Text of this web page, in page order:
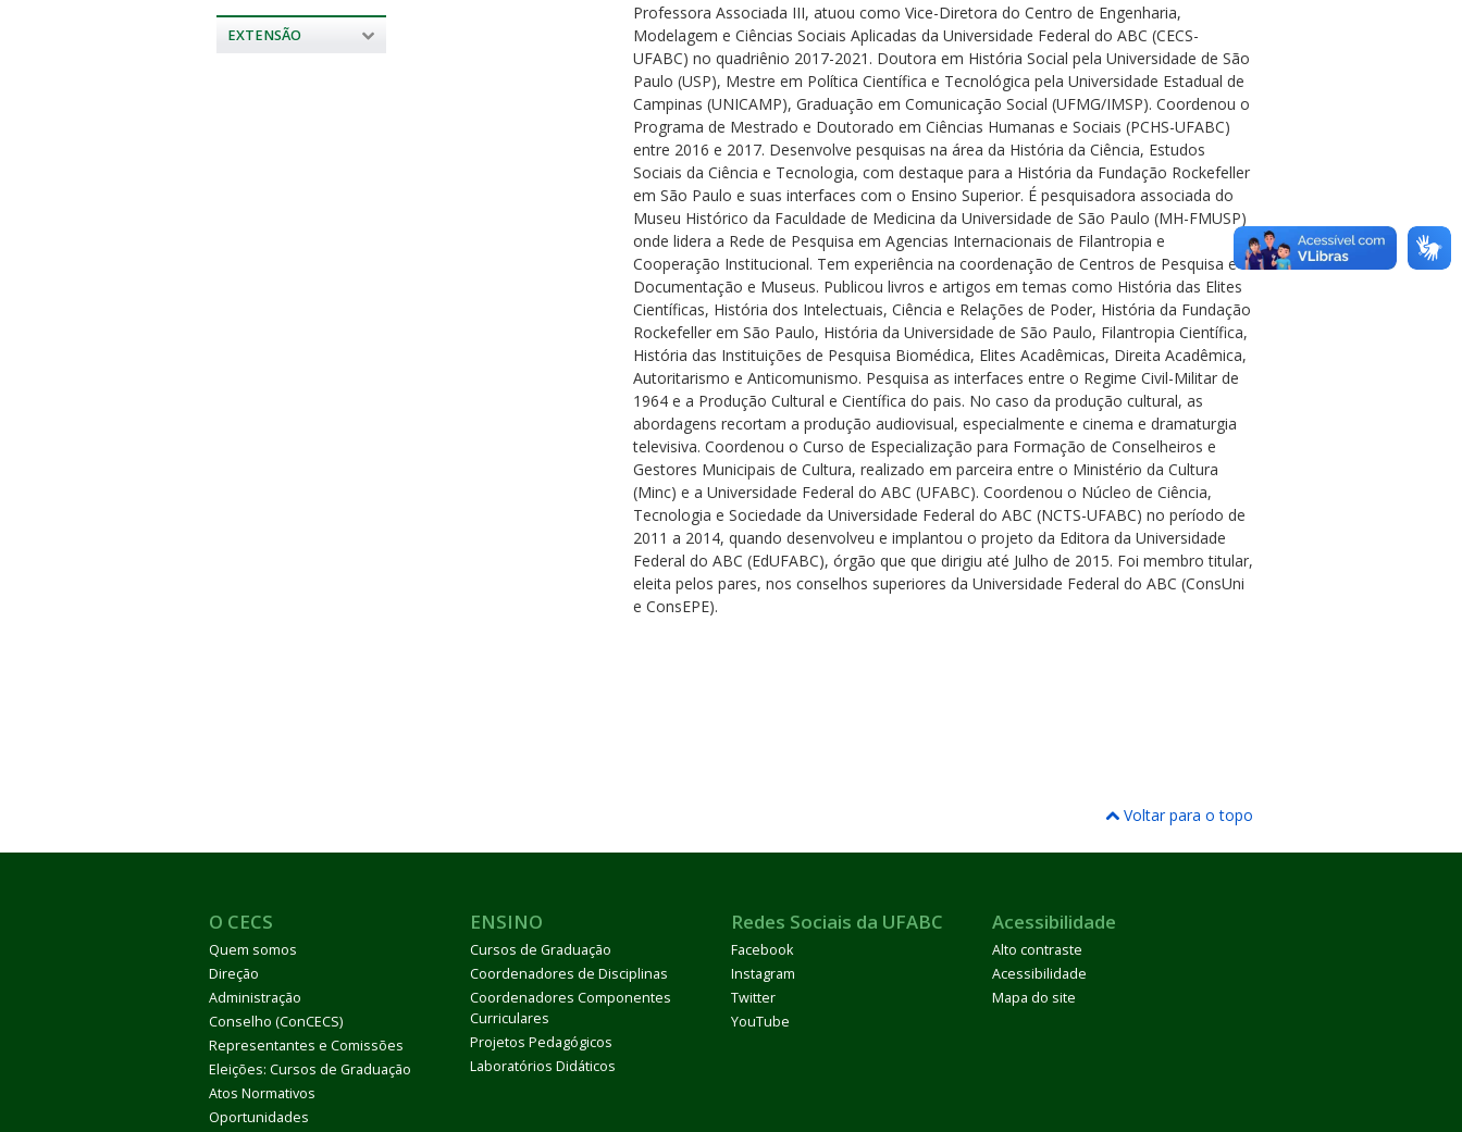
EXTENSÃO
Professora Associada III, atuou como Vice-Diretora do Centro de Engenharia,
Modelagem e Ciências Sociais Aplicadas da Universidade Federal do ABC (CECS-
UFABC) no quadriênio 2017-2021. Doutora em História Social pela Universidade de São
Paulo (USP), Mestre em Política Científica e Tecnológica pela Universidade Estadual de
Campinas (UNICAMP), Graduação em Comunicação Social (UFMG/IMSP). Coordenou o
Programa de Mestrado e Doutorado em Ciências Humanas e Sociais (PCHS-UFABC)
entre 2016 e 2017. Desenvolve pesquisas na área da História da Ciência, Estudos
Sociais da Ciência e Tecnologia, com destaque para a História da Fundação Rockefeller
em São Paulo e suas interfaces com o Ensino Superior. É pesquisadora associada do
Museu Histórico da Faculdade de Medicina da Universidade de São Paulo (MH-FMUSP)
onde lidera a Rede de Pesquisa em Agencias Internacionais de Filantropia e
Cooperação Institucional. Tem experiência na coordenação de Centros de Pesquisa e
Documentação e Museus. Publicou livros e artigos em temas como História das Elites
Científicas, História dos Intelectuais, Ciência e Relações de Poder, História da Fundação
Rockefeller em São Paulo, História da Universidade de São Paulo, Filantropia Científica,
História das Instituições de Pesquisa Biomédica, Elites Acadêmicas, Direita Acadêmica,
Autoritarismo e Anticomunismo. Pesquisa as interfaces entre o Regime Civil-Militar de
1964 e a Produção Cultural e Científica do pais. No caso da produção cultural, as
abordagens recortam a produção audiovisual, especialmente e cinema e dramaturgia
televisiva. Coordenou o Curso de Especialização para Formação de Conselheiros e
Gestores Municipais de Cultura, realizado em parceira entre o Ministério da Cultura
(Minc) e a Universidade Federal do ABC (UFABC). Coordenou o Núcleo de Ciência,
Tecnologia e Sociedade da Universidade Federal do ABC (NCTS-UFABC) no período de
2011 a 2014, quando desenvolveu e implantou o projeto da Editora da Universidade
Federal do ABC (EdUFABC), órgão que que dirigiu até Julho de 2015. Foi membro titular,
eleita pelos pares, nos conselhos superiores da Universidade Federal do ABC (ConsUni
e ConsEPE).
Voltar para o topo
O CECS
Quem somos
Direção
Administração
Conselho (ConCECS)
Representantes e Comissões
Eleições: Cursos de Graduação
Atos Normativos
Oportunidades
ENSINO
Cursos de Graduação
Coordenadores de Disciplinas
Coordenadores Componentes
Curriculares
Projetos Pedagógicos
Laboratórios Didáticos
Redes Sociais da UFABC
Facebook
Instagram
Twitter
YouTube
Acessibilidade
Alto contraste
Acessibilidade
Mapa do site